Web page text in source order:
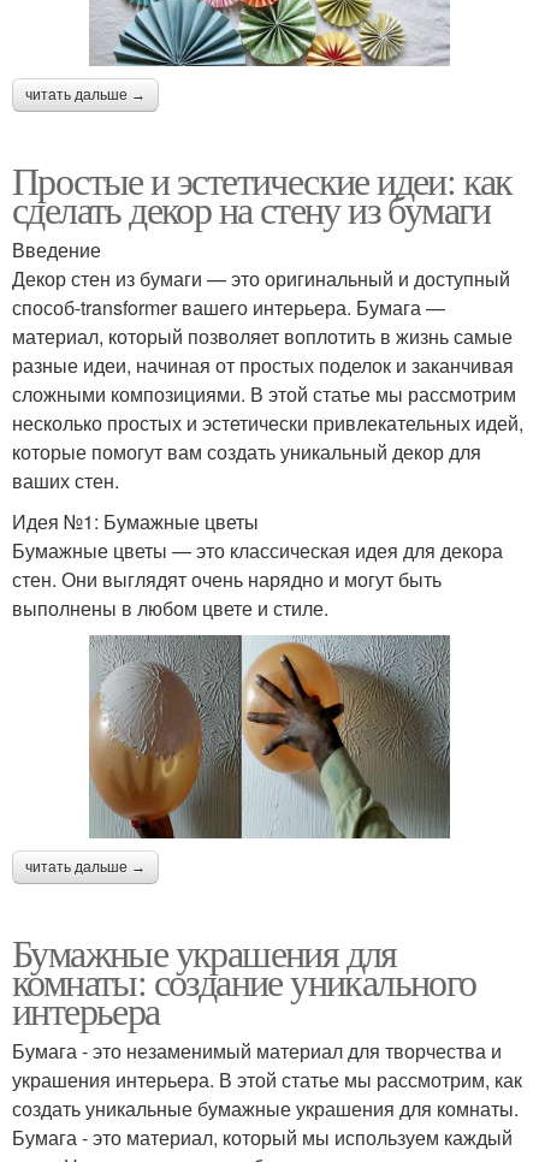
читать дальше →
Простые и эстетические идеи: как
сделать декор на стену из бумаги
Введение
Декор стен из бумаги — это оригинальный и доступный
способ-transformer вашего интерьера. Бумага —
материал, который позволяет воплотить в жизнь самые
разные идеи, начиная от простых поделок и заканчивая
сложными композициями. В этой статье мы рассмотрим
несколько простых и эстетически привлекательных идей,
которые помогут вам создать уникальный декор для
ваших стен.
Идея №1: Бумажные цветы
Бумажные цветы — это классическая идея для декора
стен. Они выглядят очень нарядно и могут быть
выполнены в любом цвете и стиле.
читать дальше →
Бумажные украшения для
комнаты: создание уникального
интерьера
Бумага - это незаменимый материал для творчества и
украшения интерьера. В этой статье мы рассмотрим, как
создать уникальные бумажные украшения для комнаты.
Бумага - это материал, который мы используем каждый